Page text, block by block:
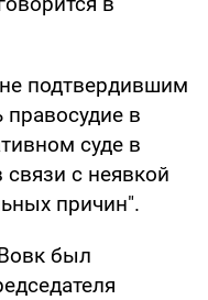
подтвердившим
правосудие в
суде в
связи с неявкой
причин".
был